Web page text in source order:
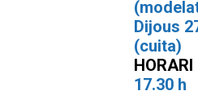
Dijous
(cuita)
HORARI
17.30 h